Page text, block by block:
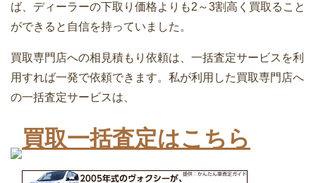
ば、ディーラーの下取り価格よりも2～3割高く買取ること
ができると自信を持っていました。
買取専門店への相見積もり依頼は、一括査定サービスを利
用すれば一発で依頼できます。私が利用した買取専門店へ
の一括査定サービスは、
買取一括査定はこちら